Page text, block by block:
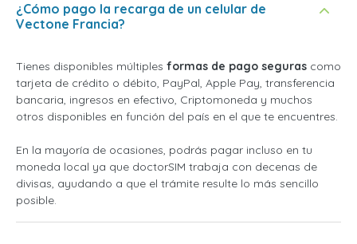
¿Cómo pago la recarga de un celular de
Vectone Francia?
Tienes disponibles múltiples formas de pago seguras como
tarjeta de crédito o débito, PayPal, Apple Pay, transferencia
bancaria, ingresos en efectivo, Criptomoneda y muchos
otros disponibles en función del país en el que te encuentres.
En la mayoría de ocasiones, podrás pagar incluso en tu
moneda local ya que doctorSIM trabaja con decenas de
divisas, ayudando a que el trámite resulte lo más sencillo
posible.